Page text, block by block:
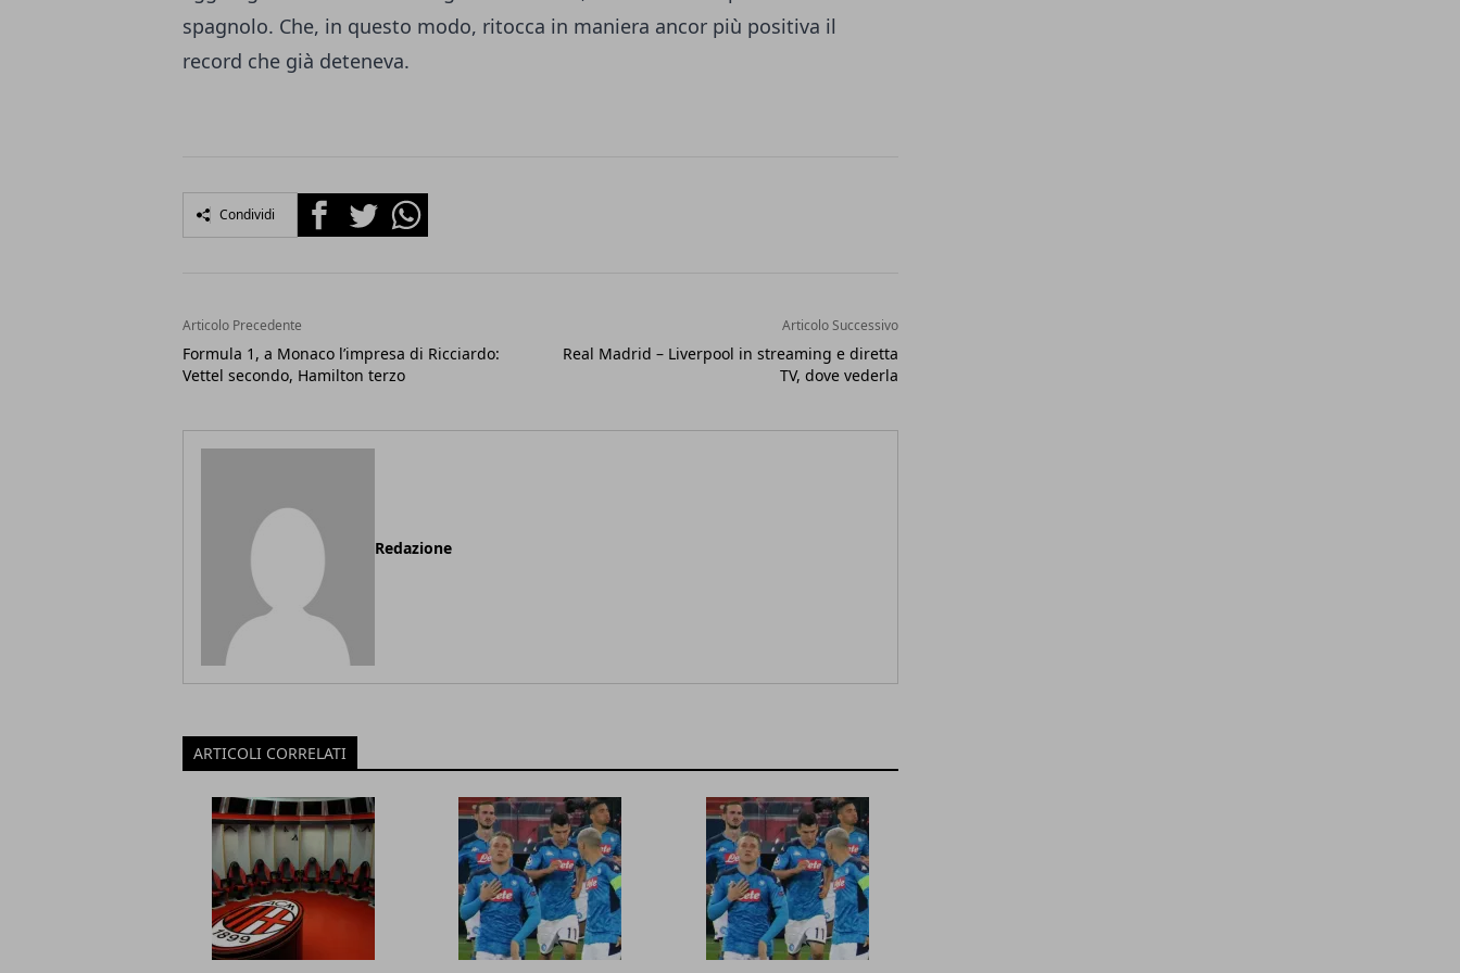
spagnolo. Che, in questo modo, ritocca in maniera ancor più positiva il
record che già deteneva.
Condividi FacebookTwitterWhatsapp
Articolo Precedente
Formula 1, a Monaco l’impresa di Ricciardo:
Vettel secondo, Hamilton terzo
Articolo Successivo
Real Madrid – Liverpool in streaming e diretta
TV, dove vederla
Redazione
ARTICOLI CORRELATI